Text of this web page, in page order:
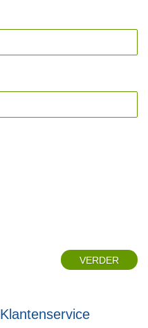
Klantenservice